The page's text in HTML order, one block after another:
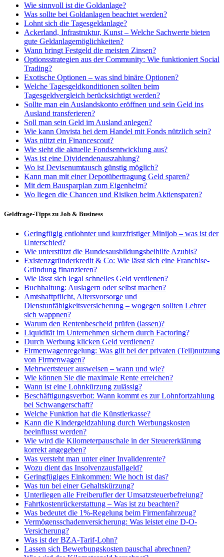
Wie sinnvoll ist die Goldanlage?
Was sollte bei Goldanlagen beachtet werden?
Lohnt sich die Tagesgeldanlage?
Ackerland, Infrastruktur, Kunst – Welche Sachwerte bieten
gute Geldanlagemöglichkeiten?
Wann bringt Festgeld die meisten Zinsen?
Optionsstrategien aus der Community: Wie funktioniert Social
Trading?
Exotische Optionen – was sind binäre Optionen?
Welche Tagesgeldkonditionen sollten beim
Tagesgeldvergleich berücksichtigt werden?
Sollte man ein Auslandskonto eröffnen und sein Geld ins
Ausland transferieren?
Soll man sein Geld im Ausland anlegen?
Wie kann Onvista bei dem Handel mit Fonds nützlich sein?
Was nützt ein Financescout?
Wie sieht die aktuelle Fondsentwicklung aus?
Was ist eine Dividendenauszahlung?
Wo ist Devisenumtausch günstig möglich?
Kann man mit einer Depotübertragung Geld sparen?
Mit dem Bausparplan zum Eigenheim?
Wo liegen die Chancen und Risiken beim Aktiensparen?
Geldfrage-Tipps zu Job & Business
Geringfügig entlohnter und kurzfristiger Minijob – was ist der
Unterschied?
Wie unterstützt die Bundesausbildungsbeihilfe Azubis?
Existenzgründerkredit & Co: Wie lässt sich eine Franchise-
Gründung finanzieren?
Wie lässt sich legal schnelles Geld verdienen?
Buchhaltung: Auslagern oder selbst machen?
Amtshaftpflicht, Altersvorsorge und
Dienstunfähigkeitsversicherung – wogegen sollten Lehrer
sich wappnen?
Warum den Rentenbescheid prüfen (lassen)?
Liquidität im Unternehmen sichern durch Factoring?
Durch Werbung klicken Geld verdienen?
Firmenwagenregelung: Was gilt bei der privaten (Teil)nutzung
von Firmenwagen?
Mehrwertsteuer ausweisen – wann und wie?
Wie können Sie die maximale Rente erreichen?
Wann ist eine Lohnkürzung zulässig?
Beschäftigungsverbot: Wann kommt es zur Lohnfortzahlung
bei Schwangerschaft?
Welche Funktion hat die Künstlerkasse?
Kann die Kindergeldzahlung durch Werbungskosten
beeinflusst werden?
Wie wird die Kilometerpauschale in der Steuererklärung
korrekt angegeben?
Was versteht man unter einer Invalidenrente?
Wozu dient das Insolvenzausfallgeld?
Geringfügiges Einkommen: Wie hoch ist das?
Was tun bei einer Gehaltskürzung?
Unterliegen alle Freiberufler der Umsatzsteuerbefreiung?
Fahrtkostenrückerstattung – Was ist zu beachten?
Was bedeutet die 1%-Regelung beim Firmenfahrzeug?
Vermögensschadenversicherung: Was leistet eine D-O-
Versicherung?
Was ist der BZA-Tarif-Lohn?
Lassen sich Bewerbungskosten pauschal abrechnen?